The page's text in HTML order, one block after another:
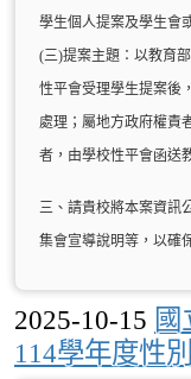
學生個人提案及學生會
(三)提案主題：以教育
性平會受理學生提案後
處理；屬地方政府權責
者，由學校性平會函送
三、請貴校將本案資訊
集會宣導說明等，以確
2025-10-15 國
114學年度性